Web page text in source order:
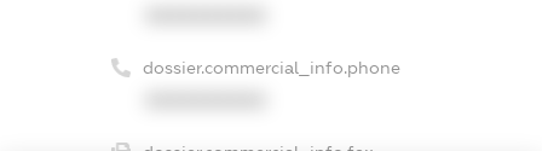
dossier.commercial_info.phone